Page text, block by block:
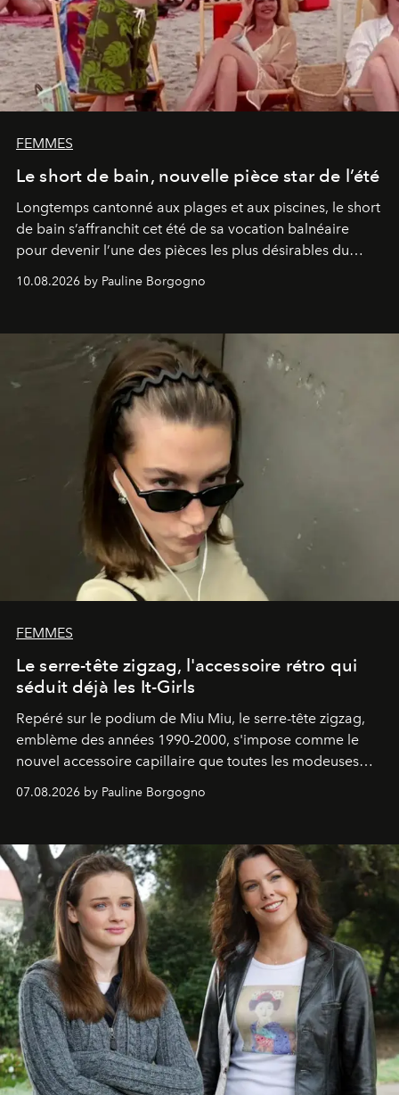
FEMMES
Le short de bain, nouvelle pièce star de l’été
Longtemps cantonné aux plages et aux piscines, le short
de bain s’affranchit cet été de sa vocation balnéaire
pour devenir l’une des pièces les plus désirables du
10.08.2026 by Pauline Borgogno
FEMMES
Le serre-tête zigzag, l'accessoire rétro qui
séduit déjà les It-Girls
Repéré sur le podium de Miu Miu, le serre-tête zigzag,
emblème des années 1990-2000, s'impose comme le
nouvel accessoire capillaire que toutes les modeuses
s'arrachent déjà.
07.08.2026 by Pauline Borgogno